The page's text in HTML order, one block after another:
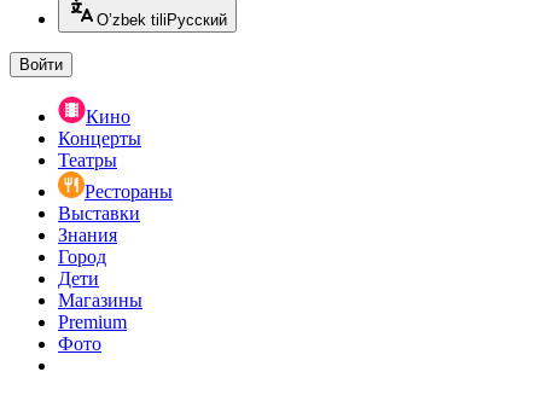
O’zbek tili Русский
Войти
Кино
Концерты
Театры
Рестораны
Выставки
Знания
Город
Дети
Магазины
Premium
Фото